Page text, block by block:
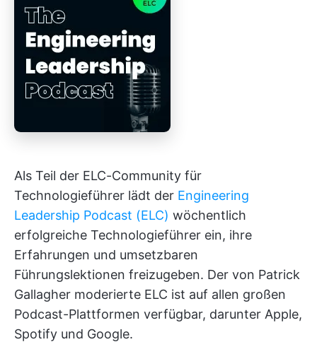
Als Teil der ELC-Community für
Technologieführer lädt der Engineering
Leadership Podcast (ELC) wöchentlich
erfolgreiche Technologieführer ein, ihre
Erfahrungen und umsetzbaren
Führungslektionen freizugeben. Der von Patrick
Gallagher moderierte ELC ist auf allen großen
Podcast-Plattformen verfügbar, darunter Apple,
Spotify und Google.